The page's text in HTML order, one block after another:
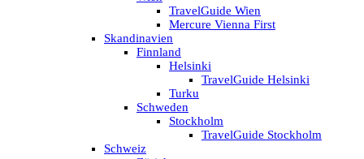
TravelGuide Wien
Mercure Vienna First
Skandinavien
Finnland
Helsinki
TravelGuide Helsinki
Turku
Schweden
Stockholm
TravelGuide Stockholm
Schweiz